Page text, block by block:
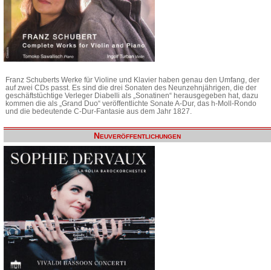
Franz Schuberts Werke für Violine und Klavier haben genau den Umfang, der
auf zwei CDs passt. Es sind die drei Sonaten des Neunzehnjährigen, die der
geschäftstüchtige Verleger Diabelli als „Sonatinen“ herausgegeben hat, dazu
kommen die als „Grand Duo“ veröffentlichte Sonate A-Dur, das h-Moll-Rondo
und die bedeutende C-Dur-Fantasie aus dem Jahr 1827.
Neuveröffentlichungen